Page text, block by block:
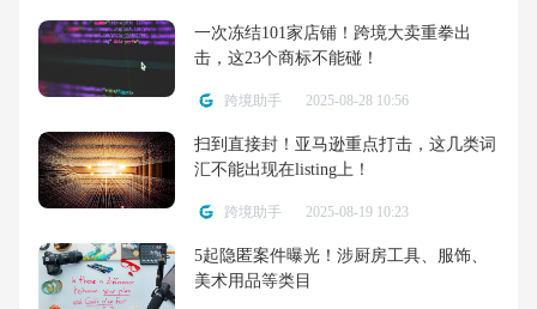
一次冻结101家店铺！跨境大卖重拳出
击，这23个商标不能碰！
跨境助手 2025-08-28 10:56
扫到直接封！亚马逊重点打击，这几类词
汇不能出现在listing上！
跨境助手 2025-08-19 10:23
5起隐匿案件曝光！涉厨房工具、服饰、
美术用品等类目